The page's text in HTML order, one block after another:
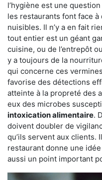
l’hygiène est une
les restaurants font face
nuisibles. Il n’y a en fait
tout entier est un géant
cuisine, ou de l’entrepôt
y a toujours de la
qui concerne ces
favorise des détections
atteinte à la propreté des
eux des microbes
intoxication alimentaire.
doivent doubler de
qu’ils servent aux clients.
restaurant donne une
aussi un point important